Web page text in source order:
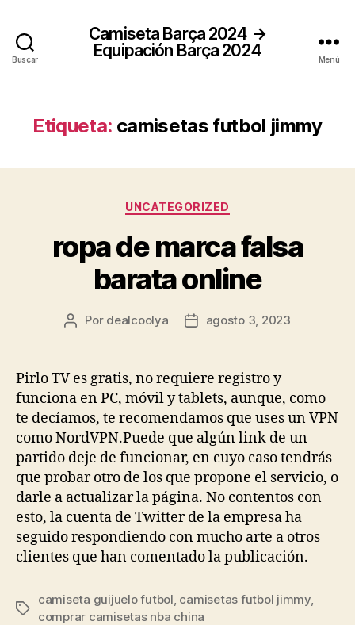
Buscar
Camiseta Barça 2024 →
Equipación Barça 2024
Menú
Etiqueta: camisetas futbol jimmy
Categorías
UNCATEGORIZED
ropa de marca falsa
barata online
Autor
entrada
Por dealcoolya
Fecha
entrada
agosto 3, 2023
Pirlo TV es gratis, no requiere registro y
funciona en PC, móvil y tablets, aunque, como
te decíamos, te recomendamos que uses un VPN
como NordVPN.Puede que algún link de un
partido deje de funcionar, en cuyo caso tendrás
que probar otro de los que propone el servicio, o
darle a actualizar la página. No contentos con
esto, la cuenta de Twitter de la empresa ha
seguido respondiendo con mucho arte a otros
clientes que han comentado la publicación.
Etiquetas
camiseta guijuelo futbol camisetas futbol jimmy,
comprar camisetas nba china